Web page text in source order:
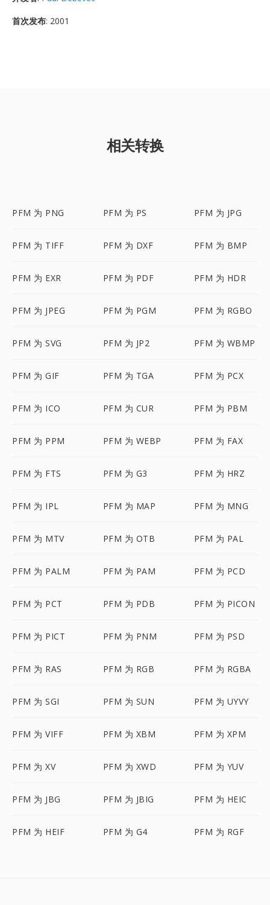
首次发布: 2001
相关转换
PFM 为 PNG PFM 为 PS PFM 为 JPG
PFM 为 TIFF PFM 为 DXF PFM 为 BMP
PFM 为 EXR PFM 为 PDF PFM 为 HDR
PFM 为 JPEG PFM 为 PGM PFM 为 RGBO
PFM 为 SVG PFM 为 JP2 PFM 为 WBMP
PFM 为 GIF PFM 为 TGA PFM 为 PCX
PFM 为 ICO PFM 为 CUR PFM 为 PBM
PFM 为 PPM PFM 为 WEBP PFM 为 FAX
PFM 为 FTS PFM 为 G3 PFM 为 HRZ
PFM 为 IPL PFM 为 MAP PFM 为 MNG
PFM 为 MTV PFM 为 OTB PFM 为 PAL
PFM 为 PALM PFM 为 PAM PFM 为 PCD
PFM 为 PCT PFM 为 PDB PFM 为 PICON
PFM 为 PICT PFM 为 PNM PFM 为 PSD
PFM 为 RAS PFM 为 RGB PFM 为 RGBA
PFM 为 SGI PFM 为 SUN PFM 为 UYVY
PFM 为 VIFF PFM 为 XBM PFM 为 XPM
PFM 为 XV PFM 为 XWD PFM 为 YUV
PFM 为 JBG PFM 为 JBIG PFM 为 HEIC
PFM 为 HEIF PFM 为 G4 PFM 为 RGF